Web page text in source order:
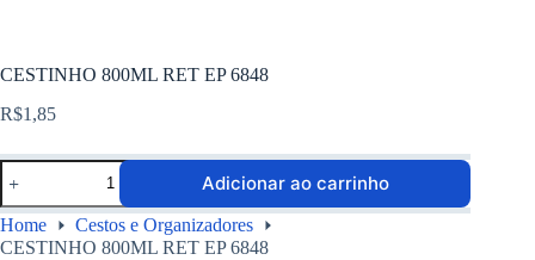
CESTINHO 800ML RET EP 6848
R$1,85
Adicionar ao carrinho
Home
Cestos e Organizadores
CESTINHO 800ML RET EP 6848